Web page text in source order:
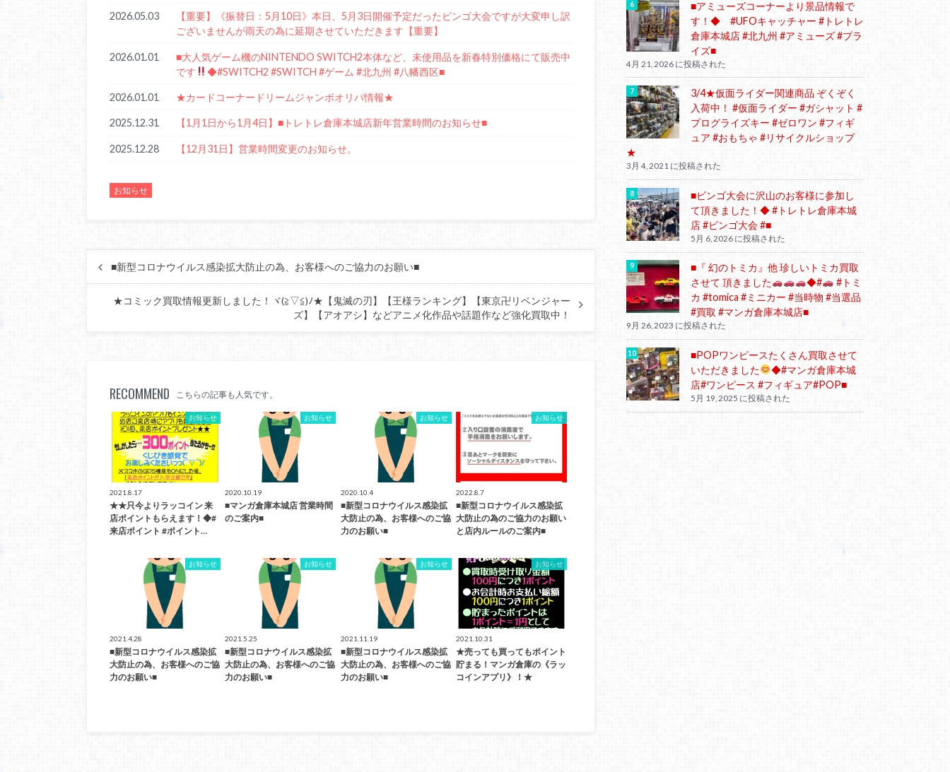
2026.05.03
【重要】《振替日：5月10日》本日、5月3日開催予定だったビンゴ大会ですが大変申し訳
ございませんが雨天の為に延期させていただきます【重要】
2026.01.01
■大人気ゲーム機のNINTENDO SWITCH2本体など、未使用品を新春特別価格にて販売中
です
◆#SWITCH2 #SWITCH #ゲーム #北九州 #八幡西区■
2026.01.01 ★カードコーナードリームジャンボオリパ情報★
2025.12.31 【1月1日から1月4日】■トレトレ倉庫本城店新年営業時間のお知らせ■
2025.12.28 【12月31日】営業時間変更のお知らせ。
お知らせ
■新型コロナウイルス感染拡大防止の為、お客様へのご協力のお願い■
★コミック買取情報更新しました！ヾ(≧▽≦)ﾉ★【鬼滅の刃】【王様ランキング】【東京卍リベンジャー
ズ】【アオアシ】などアニメ化作品や話題作など強化買取中！
RECOMMEND こちらの記事も人気です。
お知らせ
2021.8.17
★★只今よりラッコイン 来
店ポイントもらえます！◆#
来店ポイント #ポイント…
お知らせ
2020.10.19
■マンガ倉庫本城店 営業時間
のご案内■
お知らせ
2020.10.4
■新型コロナウイルス感染拡
大防止の為、お客様へのご協
力のお願い■
お知らせ
2022.8.7
■新型コロナウイルス感染拡
大防止の為のご協力のお願い
と店内ルールのご案内■
お知らせ
2021.4.28
■新型コロナウイルス感染拡
大防止の為、お客様へのご協
力のお願い■
お知らせ
2021.5.25
■新型コロナウイルス感染拡
大防止の為、お客様へのご協
力のお願い■
お知らせ
2021.11.19
■新型コロナウイルス感染拡
大防止の為、お客様へのご協
力のお願い■
お知らせ
2021.10.31
★売っても買ってもポイント
貯まる！マンガ倉庫の《ラッ
コインアプリ》！★
■アミューズコーナーより景品情報で
す！◆ #UFOキャッチャー #トレトレ
倉庫本城店 #北九州 #アミューズ #プラ
イズ■
4月 21, 2026 に投稿された
3/4★仮面ライダー関連商品 ぞくぞく
入荷中！ #仮面ライダー #ガシャット #
プログライズキー #ゼロワン #フィギ
ュア #おもちゃ #リサイクルショップ
★
3月 4, 2021 に投稿された
■ビンゴ大会に沢山のお客様に参加し
て頂きました！◆ #トレトレ倉庫本城
店 #ビンゴ大会 #■
5月 6, 2026 に投稿された
■『 幻のトミカ』他 珍しいトミカ買取
させて 頂きました
◆#
#トミ
カ #tomica #ミニカー #当時物 #当選品
#買取 #マンガ倉庫本城店■
9月 26, 2023 に投稿された
■POPワンピースたくさん買取させて
いただきました
◆#マンガ倉庫本城
店#ワンピース #フィギュア#POP■
5月 19, 2025 に投稿された